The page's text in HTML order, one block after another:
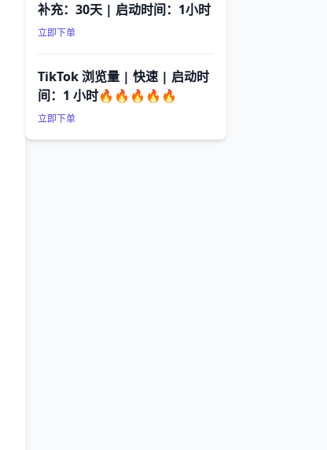
补充：30天 | 启动时间：1小时
立即下单
TikTok 浏览量 | 快速 | 启动时
间：1 小时🔥🔥🔥🔥🔥
立即下单